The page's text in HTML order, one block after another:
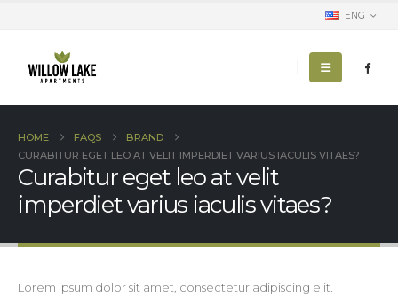
ENG
HOME FAQS
BRAND
CURABITUR EGET LEO AT VELIT IMPERDIET VARIUS IACULIS VITAES?
Curabitur eget leo at velit
imperdiet varius iaculis vitaes?
Lorem ipsum dolor sit amet, consectetur adipiscing elit.